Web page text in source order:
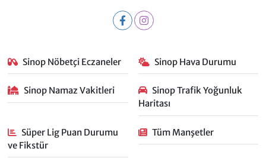
Sinop Nöbetçi Eczaneler Sinop Hava Durumu
Sinop Namaz Vakitleri
Sinop Trafik Yoğunluk
Haritası
Süper Lig Puan Durumu
ve Fikstür
Tüm Manşetler